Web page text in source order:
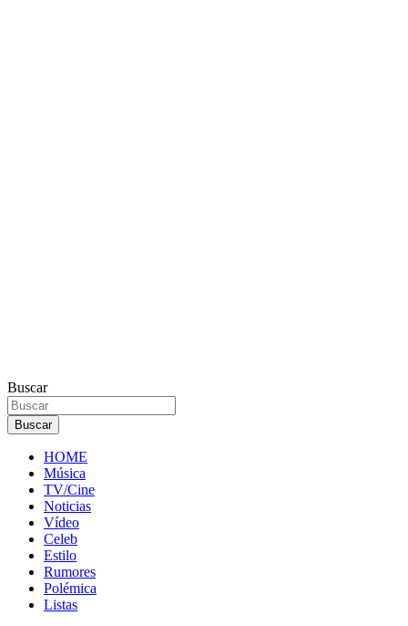
Buscar
Buscar
HOME
Música
TV/Cine
Noticias
Vídeo
Celeb
Estilo
Rumores
Polémica
Listas